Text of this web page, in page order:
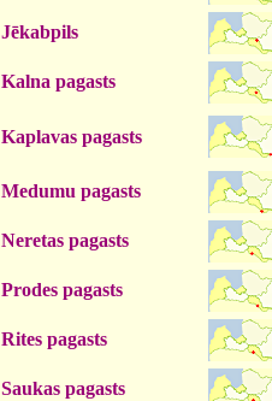
Jēkabpils
Kalna pagasts
Kaplavas pagasts
Medumu pagasts
Neretas pagasts
Prodes pagasts
Rites pagasts
Saukas pagasts